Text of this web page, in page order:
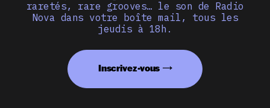
raretés, rare grooves… le son de Radio
Nova dans votre boîte mail, tous les
jeudis à 18h.
Inscrivez-vous